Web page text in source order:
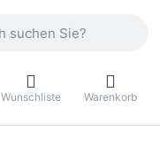
Wunschliste Warenkorb